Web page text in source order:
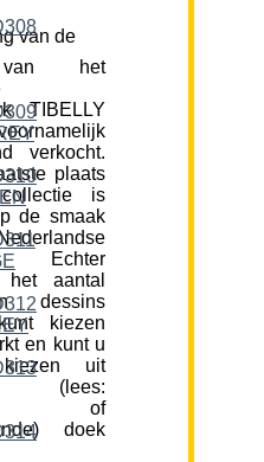
van het
TIBELLY
verkocht.
plaats
is
de smaak
Echter
aantal
dessins
kiezen
en kunt u
uit
(lees:
of
doek